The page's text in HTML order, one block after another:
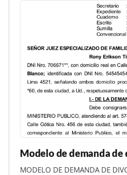
Modelo de demanda
MODELO DE DEMANDA DE